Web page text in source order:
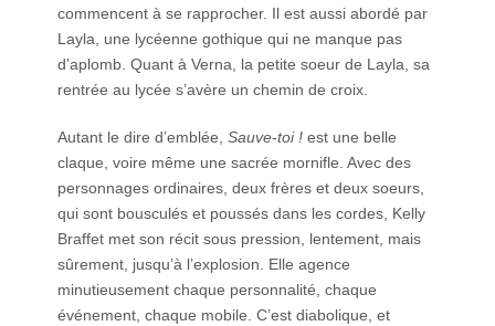
commencent à se rapprocher. Il est aussi abordé par
Layla, une lycéenne gothique qui ne manque pas
d’aplomb. Quant à Verna, la petite soeur de Layla, sa
rentrée au lycée s’avère un chemin de croix.
Autant le dire d’emblée,Sauve-toi ! est une belle
claque, voire même une sacrée mornifle. Avec des
personnages ordinaires, deux frères et deux soeurs,
qui sont bousculés et poussés dans les cordes, Kelly
Braffet met son récit sous pression, lentement, mais
sûrement, jusqu’à l’explosion. Elle agence
minutieusement chaque personnalité, chaque
événement, chaque mobile. C’est diabolique, et